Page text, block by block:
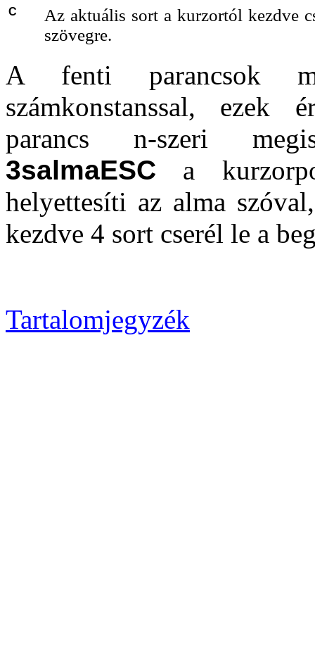
C
Az aktuális sort a kurzortól kezdve
szövegre.
A fenti parancsok
számkonstanssal, ezek
parancs n-szeri
3salmaESC a
helyettesíti az alma
kezdve 4 sort cserél le a
Tartalomjegyzék